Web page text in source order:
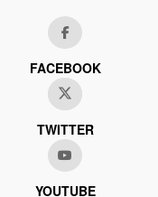
FACEBOOK
TWITTER
YOUTUBE